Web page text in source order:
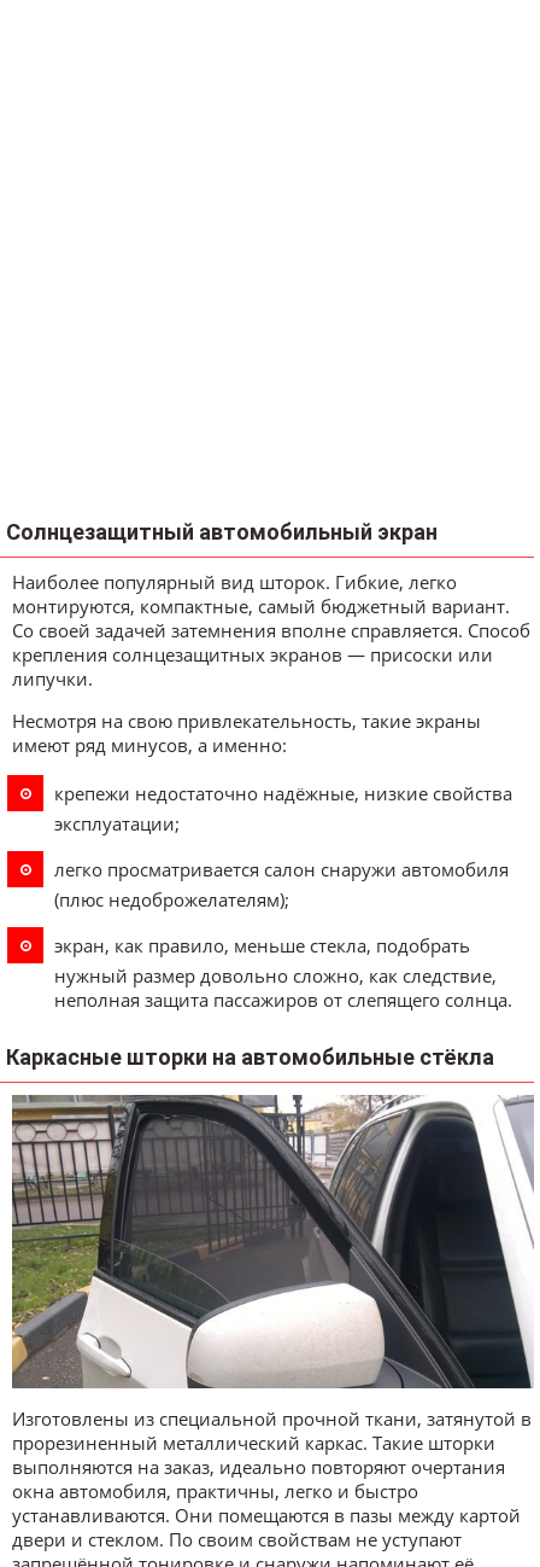
Солнцезащитный автомобильный экран
Наиболее популярный вид шторок. Гибкие, легко
монтируются, компактные, самый бюджетный вариант.
Со своей задачей затемнения вполне справляется. Способ
крепления солнцезащитных экранов — присоски или
липучки.
Несмотря на свою привлекательность, такие экраны
имеют ряд минусов, а именно:
крепежи недостаточно надёжные, низкие свойства
эксплуатации;
легко просматривается салон снаружи автомобиля
(плюс недоброжелателям);
экран, как правило, меньше стекла, подобрать
нужный размер довольно сложно, как следствие,
неполная защита пассажиров от слепящего солнца.
Каркасные шторки на автомобильные стёкла
Изготовлены из специальной прочной ткани, затянутой в
прорезиненный металлический каркас. Такие шторки
выполняются на заказ, идеально повторяют очертания
окна автомобиля, практичны, легко и быстро
устанавливаются. Они помещаются в пазы между картой
двери и стеклом. По своим свойствам не уступают